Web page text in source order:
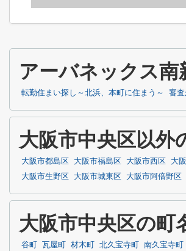
アーバネックス
転勤住まい探し～北浜、本町に住まう～ 審
大阪市中央区以外
大阪市都島区 大阪市福島区 大阪市西区 大
大阪市生野区
大阪市城東区 大阪市阿倍野区
大阪市中央区の町
谷町 瓦屋町 材木町 北久宝寺町 南久宝寺町